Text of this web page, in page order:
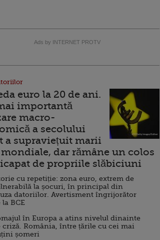
Ads by INTERNET PROTV
euro la 20 de ani.
importantă
macro-
a secolului
a supraviețuit marii
dar rămâne un colos
de propriile slăbiciuni
cu repetiție: zona euro, extrem de
la șocuri, în principal din
datoriilor. Avertisment îngrijorător
la BCE
în Europa a atins nivelul dinainte
criză. România, între țările cu cei mai
șomeri